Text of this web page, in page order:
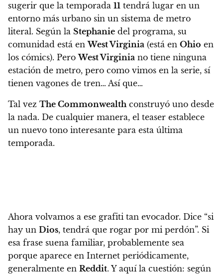
sugerir que la temporada 11 tendrá lugar en un
entorno más urbano sin un sistema de metro
literal. Según la Stephanie del programa, su
comunidad está enWest Virginia (está en Ohio en
los cómics). PeroWest Virginia no tiene ninguna
estación de metro, pero como vimos en la serie, sí
tienen vagones de tren… Así que…
Tal vez The Commonwealth construyó uno desde
la nada. De cualquier manera, el teaser establece
un nuevo tono interesante para esta última
temporada.
Ahora volvamos a ese grafiti tan evocador. Dice “si
hay un Dios, tendrá que rogar por mi perdón”. Si
esa frase suena familiar, probablemente sea
porque aparece en Internet periódicamente,
generalmente en Reddit. Y aquí la cuestión: según